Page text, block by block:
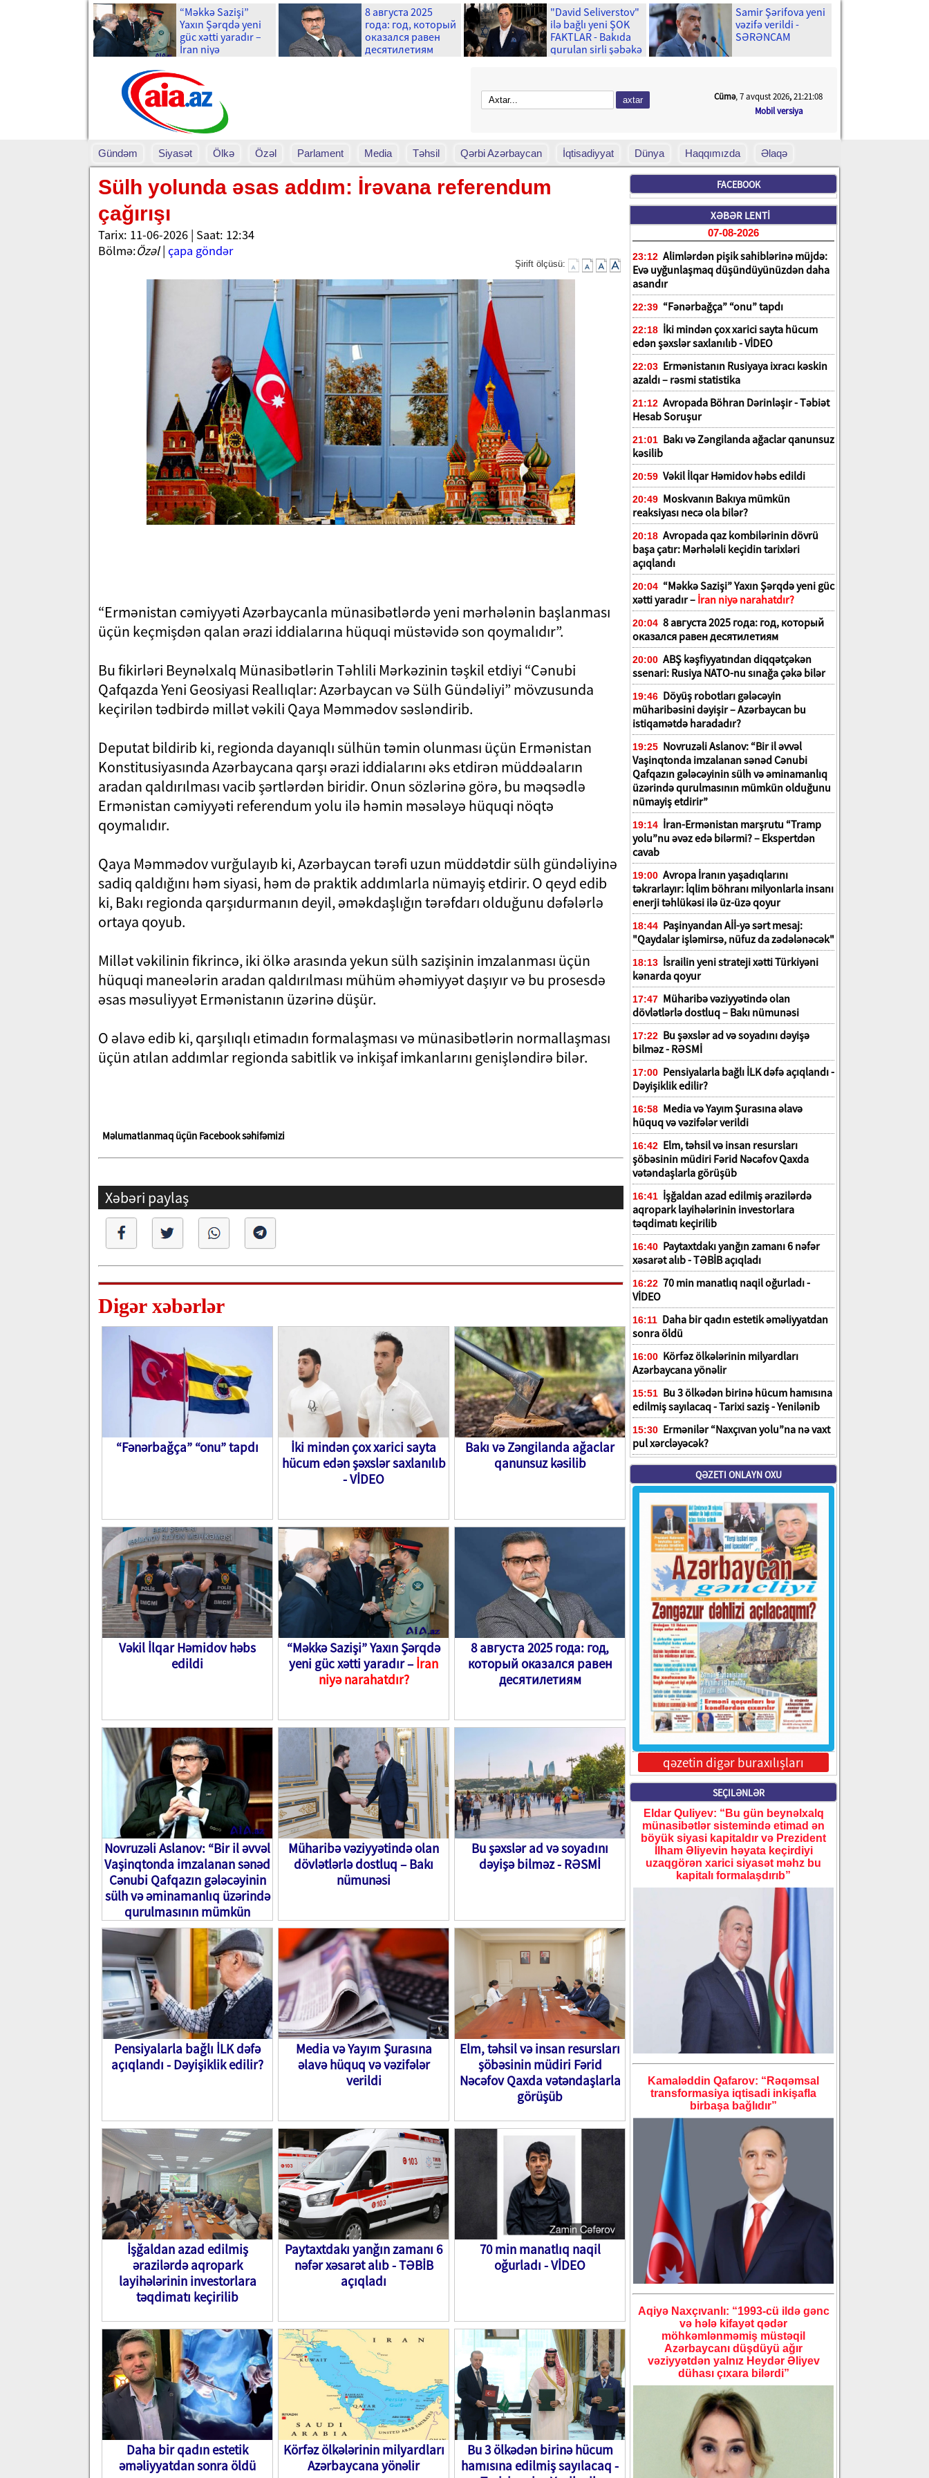
“Məkkə Sazişi”
Yaxın Şərqdə yeni
güc xətti yaradır –
İran niyə
8 августа 2025
года: год, который
оказался равен
десятилетиям
"David Seliverstov"
ilə bağlı yeni ŞOK
FAKTLAR - Bakıda
qurulan sirli şəbəkə
Samir Şərifova yeni
vəzifə verildi -
SƏRƏNCAM
Mobil versiya
Cümə, 7 avqust 2026,21:21:10
Gündəm Siyasət Ölkə Özəl Parlament Media Təhsil Qərbi Azərbaycan İqtisadiyyat Dünya Haqqımızda Əlaqə
Sülh yolunda əsas addım: İrəvana referendum
çağırışı
Tarix: 11-06-2026 | Saat: 12:34
Bölmə:Özəl| çapa göndər
Şirift ölçüsü:
“Ermənistan cəmiyyəti Azərbaycanla münasibətlərdə yeni mərhələnin başlanması
üçün keçmişdən qalan ərazi iddialarına hüquqi müstəvidə son qoymalıdır”.
Bu fikirləri Beynəlxalq Münasibətlərin Təhlili Mərkəzinin təşkil etdiyi “Cənubi
Qafqazda Yeni Geosiyasi Reallıqlar: Azərbaycan və Sülh Gündəliyi” mövzusunda
keçirilən tədbirdə millət vəkili Qaya Məmmədov səsləndirib.
Deputat bildirib ki, regionda dayanıqlı sülhün təmin olunması üçün Ermənistan
Konstitusiyasında Azərbaycana qarşı ərazi iddialarını əks etdirən müddəaların
aradan qaldırılması vacib şərtlərdən biridir. Onun sözlərinə görə, bu məqsədlə
Ermənistan cəmiyyəti referendum yolu ilə həmin məsələyə hüquqi nöqtə
qoymalıdır.
Qaya Məmmədov vurğulayıb ki, Azərbaycan tərəfi uzun müddətdir sülh gündəliyinə
sadiq qaldığını həm siyasi, həm də praktik addımlarla nümayiş etdirir. O qeyd edib
ki, Bakı regionda qarşıdurmanın deyil, əməkdaşlığın tərəfdarı olduğunu dəfələrlə
ortaya qoyub.
Millət vəkilinin fikrincə, iki ölkə arasında yekun sülh sazişinin imzalanması üçün
hüquqi maneələrin aradan qaldırılması mühüm əhəmiyyət daşıyır və bu prosesdə
əsas məsuliyyət Ermənistanın üzərinə düşür.
O əlavə edib ki, qarşılıqlı etimadın formalaşması və münasibətlərin normallaşması
üçün atılan addımlar regionda sabitlik və inkişaf imkanlarını genişləndirə bilər.
Məlumatlanmaq üçün Facebook səhifəmizi
Xəbəri paylaş
Digər xəbərlər
“Fənərbağça” “onu” tapdı
İki mindən çox xarici sayta
hücum edən şəxslər saxlanılıb
- VİDEO
Bakı və Zəngilanda ağaclar
qanunsuz kəsilib
Vəkil İlqar Həmidov həbs
edildi
“Məkkə Sazişi” Yaxın Şərqdə
yeni güc xətti yaradır –İran
niyə narahatdır?
8 августа 2025 года: год,
который оказался равен
десятилетиям
Novruzəli Aslanov: “Bir il əvvəl
Vaşinqtonda imzalanan sənəd
Cənubi Qafqazın gələcəyinin
sülh və əminamanlıq üzərində
qurulmasının mümkün
olduğunu nümayiş etdirir”
Müharibə vəziyyətində olan
dövlətlərlə dostluq – Bakı
nümunəsi
Bu şəxslər ad və soyadını
dəyişə bilməz - RƏSMİ
Pensiyalarla bağlı İLK dəfə
açıqlandı - Dəyişiklik edilir?
Media və Yayım Şurasına
əlavə hüquq və vəzifələr
verildi
Elm, təhsil və insan resursları
şöbəsinin müdiri Fərid
Nəcəfov Qaxda vətəndaşlarla
görüşüb
İşğaldan azad edilmiş
ərazilərdə aqropark
layihələrinin investorlara
təqdimatı keçirilib
Paytaxtdakı yanğın zamanı 6
nəfər xəsarət alıb - TƏBİB
açıqladı
70 min manatlıq naqil
oğurladı - VİDEO
Daha bir qadın estetik
əməliyyatdan sonra öldü
Körfəz ölkələrinin milyardları
Azərbaycana yönəlir
Bu 3 ölkədən birinə hücum
hamısına edilmiş sayılacaq -
FACEBOOK
XƏBƏR LENTİ
07-08-2026
23:12 Alimlərdən pişik sahiblərinə müjdə:
Evə uyğunlaşmaq düşündüyünüzdən daha
asandır
22:39 “Fənərbağça” “onu” tapdı
22:18 İki mindən çox xarici sayta hücum
edən şəxslər saxlanılıb - VİDEO
22:03 Ermənistanın Rusiyaya ixracı kəskin
azaldı – rəsmi statistika
21:12 Avropada Böhran Dərinləşir - Təbiət
Hesab Soruşur
21:01 Bakı və Zəngilanda ağaclar qanunsuz
kəsilib
20:59 Vəkil İlqar Həmidov həbs edildi
20:49 Moskvanın Bakıya mümkün
reaksiyası necə ola bilər?
20:18 Avropada qaz kombilərinin dövrü
başa çatır: Mərhələli keçidin tarixləri
açıqlandı
20:04 “Məkkə Sazişi” Yaxın Şərqdə yeni güc
xətti yaradır – İran niyə narahatdır?
20:04 8 августа 2025 года: год, который
оказался равен десятилетиям
20:00 ABŞ kəşfiyyatından diqqətçəkən
ssenari: Rusiya NATO-nu sınağa çəkə bilər
19:46 Döyüş robotları gələcəyin
müharibəsini dəyişir – Azərbaycan bu
istiqamətdə haradadır?
19:25 Novruzəli Aslanov: “Bir il əvvəl
Vaşinqtonda imzalanan sənəd Cənubi
Qafqazın gələcəyinin sülh və əminamanlıq
üzərində qurulmasının mümkün olduğunu
nümayiş etdirir”
19:14 İran-Ermənistan marşrutu “Tramp
yolu”nu əvəz edə bilərmi? – Ekspertdən
cavab
19:00 Avropa İranın yaşadıqlarını
təkrarlayır: İqlim böhranı milyonlarla insanı
enerji təhlükəsi ilə üz-üzə qoyur
18:44 Paşinyandan Aİİ-yə sərt mesaj:
"Qaydalar işləmirsə, nüfuz da zədələnəcək"
18:13 İsrailin yeni strateji xətti Türkiyəni
kənarda qoyur
17:47 Müharibə vəziyyətində olan
dövlətlərlə dostluq – Bakı nümunəsi
17:22 Bu şəxslər ad və soyadını dəyişə
bilməz - RƏSMİ
17:00 Pensiyalarla bağlı İLK dəfə açıqlandı -
Dəyişiklik edilir?
16:58 Media və Yayım Şurasına əlavə
hüquq və vəzifələr verildi
16:42 Elm, təhsil və insan resursları
şöbəsinin müdiri Fərid Nəcəfov Qaxda
vətəndaşlarla görüşüb
16:41 İşğaldan azad edilmiş ərazilərdə
aqropark layihələrinin investorlara
təqdimatı keçirilib
16:40 Paytaxtdakı yanğın zamanı 6 nəfər
xəsarət alıb - TƏBİB açıqladı
16:22 70 min manatlıq naqil oğurladı -
VİDEO
16:11 Daha bir qadın estetik əməliyyatdan
sonra öldü
16:00 Körfəz ölkələrinin milyardları
Azərbaycana yönəlir
15:51 Bu 3 ölkədən birinə hücum hamısına
edilmiş sayılacaq - Tarixi saziş - Yenilənib
15:30 Ermənilər “Naxçıvan yolu”na nə vaxt
pul xərcləyəcək?
QƏZETI ONLAYN OXU
qəzetin digər buraxılışları
SEÇILƏNLƏR
Eldar Quliyev: “Bu gün beynəlxalq
münasibətlər sistemində etimad ən
böyük siyasi kapitaldır və Prezident
İlham Əliyevin həyata keçirdiyi
uzaqgörən xarici siyasət məhz bu
kapitalı formalaşdırıb”
Kamaləddin Qafarov: “Rəqəmsal
transformasiya iqtisadi inkişafla
birbaşa bağlıdır”
Aqiyə Naxçıvanlı: “1993-cü ildə gənc
və hələ kifayət qədər
möhkəmlənməmiş müstəqil
Azərbaycanı düşdüyü ağır
vəziyyətdən yalnız Heydər Əliyev
dühası çıxara bilərdi”